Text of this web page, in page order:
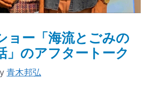
ョー「海流とごみの
」のアフタートーク
青木邦弘